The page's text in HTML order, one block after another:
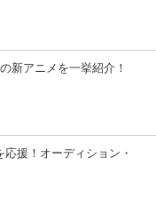
新アニメを一挙紹介！
援！オーディション・